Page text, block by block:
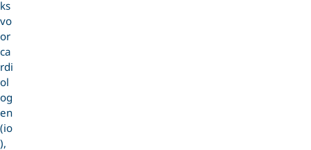
ks
vo
or
ca
rdi
ol
og
en
(io
),